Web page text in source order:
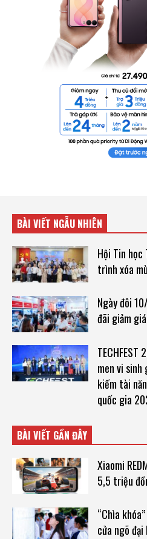
BÀI VIẾT NGẪU NHIÊN
Hội Tin học
trình xóa
Ngày đôi
đãi giảm
men vi
kiếm tài
quốc gia
BÀI VIẾT GẦN ĐÂY
Xiaomi
5,5 triệu
“Chìa
cửa ngõ đại